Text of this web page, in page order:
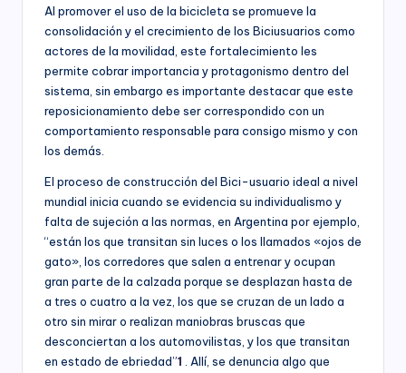
ul
o
rí
cultural
político
nuestro
Fundación
Mía
ofrece
para
las
Empresas
Al promover el uso de la bicicleta se promueve la
consolidación y el crecimiento de los Biciusuarios como
actores de la movilidad, este fortalecimiento les
permite cobrar importancia y protagonismo dentro del
sistema, sin embargo es importante destacar que este
reposicionamiento debe ser correspondido con un
comportamiento responsable para consigo mismo y con
los demás.
El proceso de construcción del Bici-usuario ideal a nivel
mundial inicia cuando se evidencia su individualismo y
falta de sujeción a las normas, en Argentina por ejemplo,
“están los que transitan sin luces o los llamados «ojos de
gato», los corredores que salen a entrenar y ocupan
gran parte de la calzada porque se desplazan hasta de
a tres o cuatro a la vez, los que se cruzan de un lado a
otro sin mirar o realizan maniobras bruscas que
desconciertan a los automovilistas, y los que transitan
en estado de ebriedad”1 . Allí, se denuncia algo que